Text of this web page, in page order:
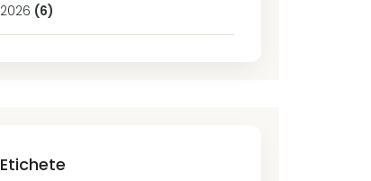
2026 (6)
Etichete